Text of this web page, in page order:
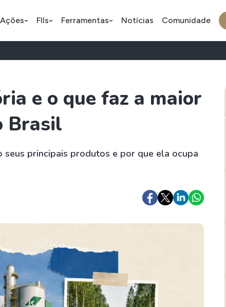
Ações FIIs Ferramentas Notícias Comunidade
todos
Meta
Ver todos
Criptomoedas
Ethereum
e o que faz a maior
Brasil
seus principais produtos e por que ela ocupa